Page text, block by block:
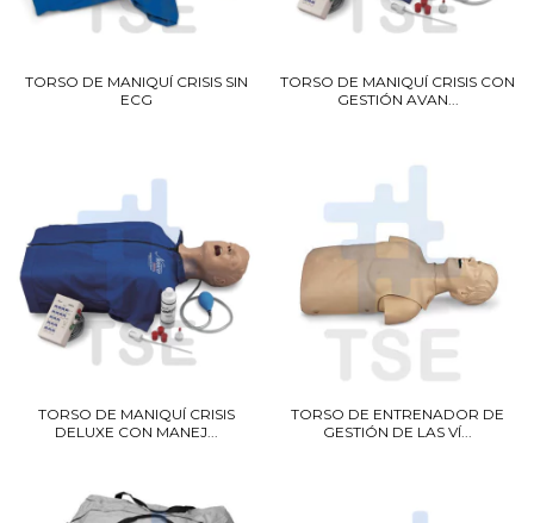
TORSO DE MANIQUÍ CRISIS SIN
ECG
TORSO DE MANIQUÍ CRISIS CON
GESTIÓN AVAN...
TORSO DE MANIQUÍ CRISIS
DELUXE CON MANEJ...
TORSO DE ENTRENADOR DE
GESTIÓN DE LAS VÍ...